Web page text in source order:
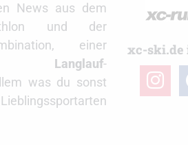
News aus dem
und der
einer
Langlauf-
was du sonst
xc-ski.de